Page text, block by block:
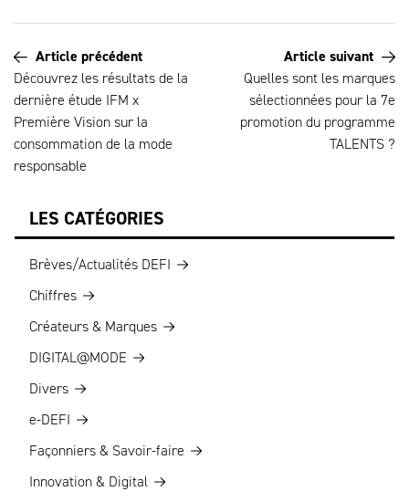
Article précédent
Découvrez les résultats de la
dernière étude IFM x
Première Vision sur la
consommation de la mode
responsable
Article suivant
Quelles sont les marques
sélectionnées pour la 7e
promotion du programme
TALENTS ?
LES CATÉGORIES
Brèves/Actualités DEFI
Chiffres
Créateurs & Marques
DIGITAL@MODE
Divers
e-DEFI
Façonniers & Savoir-faire
Innovation & Digital